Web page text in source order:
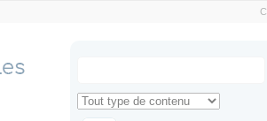
Search for